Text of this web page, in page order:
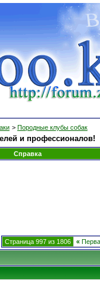
> Породные клубы собак
и профессионалов!
Справка
Страница 997 из 1806 «